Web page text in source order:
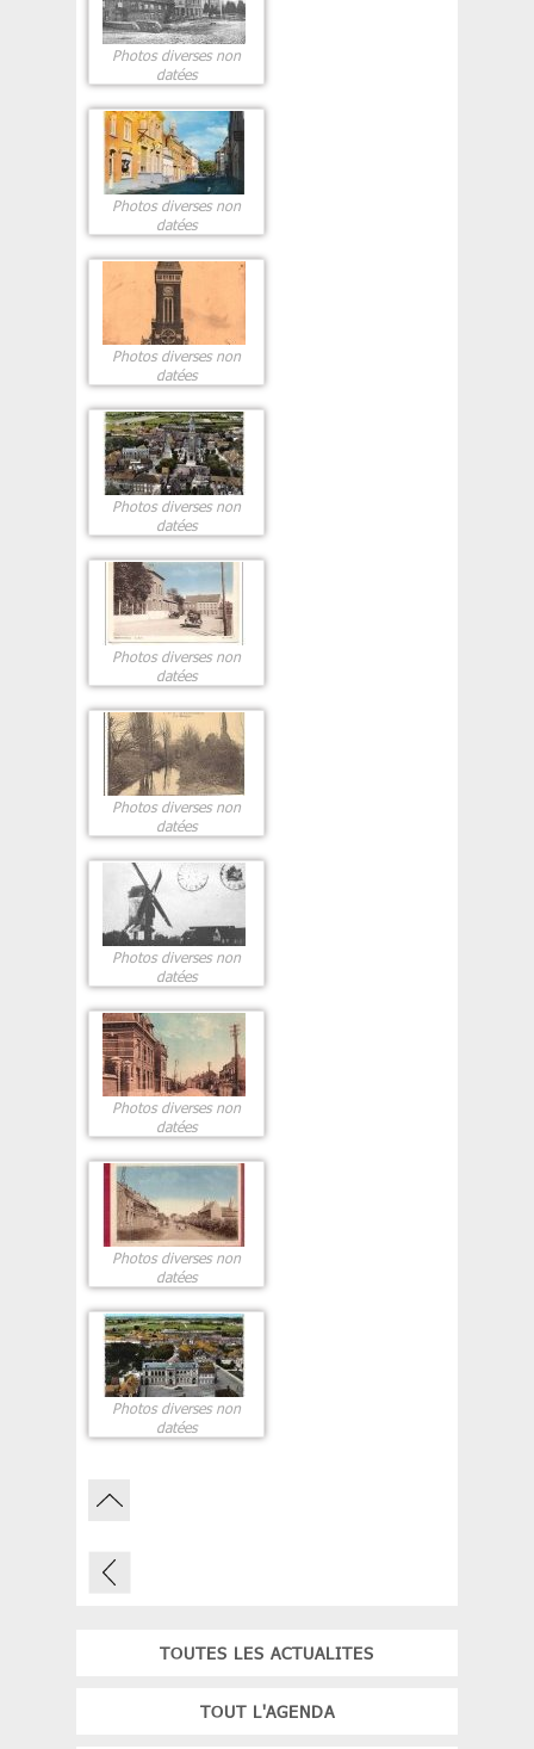
Photos diverses non
datées
Photos diverses non
datées
Photos diverses non
datées
Photos diverses non
datées
Photos diverses non
datées
Photos diverses non
datées
Photos diverses non
datées
Photos diverses non
datées
Photos diverses non
datées
Photos diverses non
datées
TOUTES LES ACTUALITES
TOUT L'AGENDA